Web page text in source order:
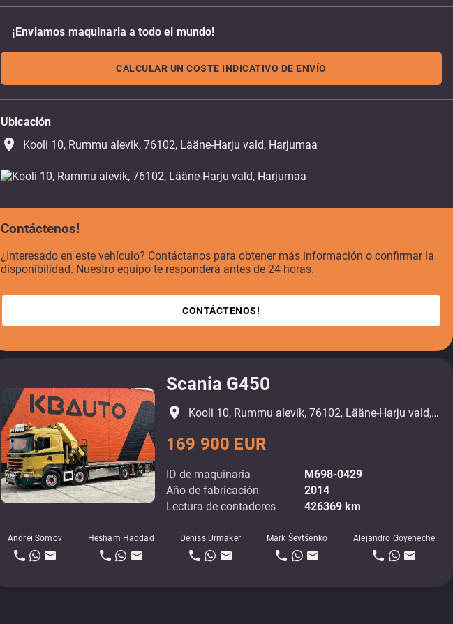
¡Enviamos maquinaria a todo el mundo!
CALCULAR UN COSTE INDICATIVO DE ENVÍO
Ubicación
place Kooli 10, Rummu alevik, 76102, Lääne-Harju vald, Harjumaa
Contáctenos!
¿Interesado en este vehículo? Contáctanos para obtener más información o confirmar la
disponibilidad. Nuestro equipo te responderá antes de 24 horas.
CONTÁCTENOS!
Scania G450
ID de maquinaria
M698-0429
Año de fabricación
2014
Lectura de contadores
426369 km
Andrei Somov Hesham Haddad Deniss Urmaker Mark Ševtšenko Alejandro Goyeneche
169 900 EUR
place Kooli 10, Rummu alevik, 76102, Lääne-Harju vald, Harjumaa